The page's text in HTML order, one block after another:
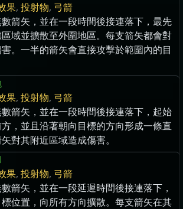
果, 投射物, 弓箭
箭矢，並在一段時間後接連落下，最先
域並擴散至外圍地區。每支箭矢都會對
。一半的箭矢會直接攻擊於範圍內的目
果, 投射物, 弓箭
箭矢，並在一段時間後接連落下，起始
，並且沿著朝向目標的方向形成一條直
對其附近區域造成傷害。
果, 投射物, 弓箭
箭矢，並在一段延遲時間後接連落下，
位置，向所有方向擴散。每支箭矢在其